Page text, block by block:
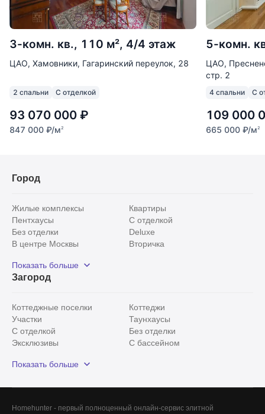
3-комн. кв., 110 м², 4/4 этаж
ЦАО, Хамовники, Гагаринский переулок, 28
2 спальни С отделкой
93 070 000 ₽
847 000 ₽/м2
5-комн.
ЦАО,
стр. 2
4 спальни С
109 000
665 000 ₽/м2
Город
Жилые комплексы
Квартиры
Пентхаусы
С отделкой
Без отделки
Deluxe
В центре Москвы
Вторичка
Рядом с парком
С панорамными окнами
Показать больше
Загород
Коттеджные поселки
Коттеджи
Участки
Таунхаусы
С отделкой
Без отделки
Эксклюзивы
С бассейном
Красногорский район
Показать больше
Homehunter - первый полноценный онлайн-сервис элитной
Все